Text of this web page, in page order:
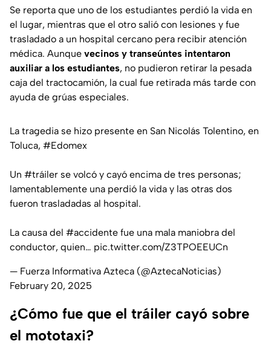
Se reporta que uno de los estudiantes perdió la vida en
el lugar, mientras que el otro salió con lesiones y fue
trasladado a un hospital cercano pera recibir atención
médica. Aunque vecinos y transeúntes intentaron
auxiliar a los estudiantes, no pudieron retirar la pesada
caja del tractocamión, la cual fue retirada más tarde con
ayuda de grúas especiales.
La tragedia se hizo presente en San Nicolás Tolentino, en
Toluca, #Edomex
Un #tráiler se volcó y cayó encima de tres personas;
lamentablemente una perdió la vida y las otras dos
fueron trasladadas al hospital.
La causa del #accidente fue una mala maniobra del
conductor, quien… pic.twitter.com/Z3TPOEEUCn
— Fuerza Informativa Azteca (@AztecaNoticias)
February 20, 2025
¿Cómo fue que el tráiler cayó sobre
el mototaxi?